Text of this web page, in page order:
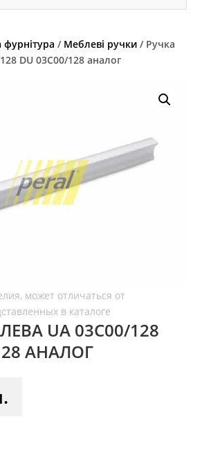
/ Меблеві ручки / Ручка
DU 03С00/128 аналог
UA 03С00/128
АНАЛОГ